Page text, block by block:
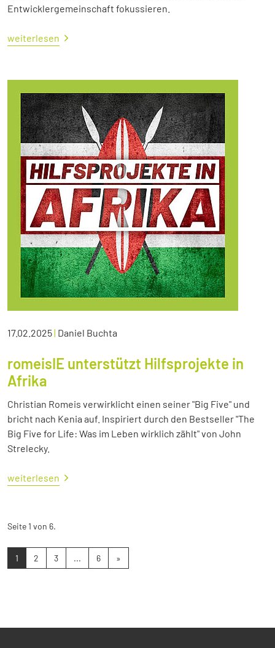
Entwicklergemeinschaft fokussieren.
weiterlesen
17.02.2025| Daniel Buchta
romeisIE unterstützt Hilfsprojekte in
Afrika
Christian Romeis verwirklicht einen seiner "Big Five" und
bricht nach Kenia auf. Inspiriert durch den Bestseller "The
Big Five for Life: Was im Leben wirklich zählt" von John
Strelecky.
weiterlesen
Seite 1 von 6.
1 2 3 ... 6 »